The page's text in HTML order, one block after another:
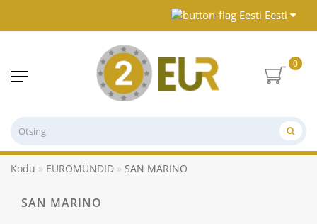
Eesti
0
Kodu EUROMÜNDID SAN MARINO
SAN MARINO